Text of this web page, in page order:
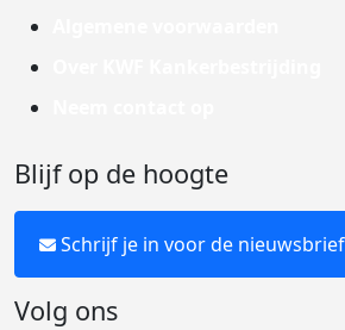
Blijf op de hoogte
Schrijf je in voor de nieuwsbrief
Volg ons